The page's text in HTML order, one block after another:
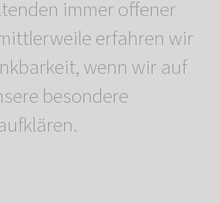
immer offener
erfahren wir
wenn wir auf
besondere